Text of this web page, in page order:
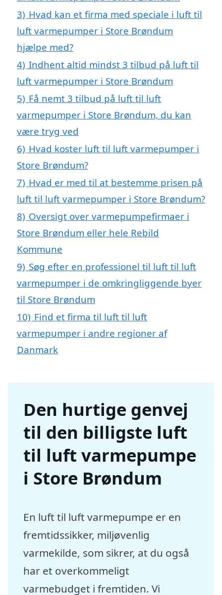
3) Hvad kan et firma med speciale i luft til
luft varmepumper i Store Brøndum
hjælpe med?
4) Indhent altid mindst 3 tilbud på luft til
luft varmepumper i Store Brøndum
5) Få nemt 3 tilbud på luft til luft
varmepumper i Store Brøndum, du kan
være tryg ved
6) Hvad koster luft til luft varmepumper i
Store Brøndum?
7) Hvad er med til at bestemme prisen på
luft til luft varmepumper i Store Brøndum?
8) Oversigt over varmepumpefirmaer i
Store Brøndum eller hele Rebild
Kommune
9) Søg efter en professionel til luft til luft
varmepumper i de omkringliggende byer
til Store Brøndum
10) Find et firma til luft til luft
varmepumper i andre regioner af
Danmark
Den hurtige genvej
til den billigste luft
til luft varmepumpe
i Store Brøndum
En luft til luft varmepumpe er en
fremtidssikker, miljøvenlig
varmekilde, som sikrer, at du også
har et overkommeligt
varmebudget i fremtiden. Vi